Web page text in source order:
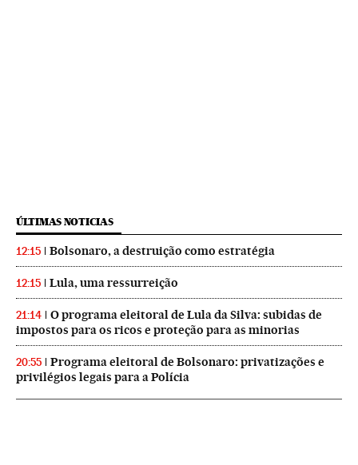
ÚLTIMAS NOTICIAS
12:15 Bolsonaro, a destruição como estratégia
12:15 Lula, uma ressurreição
21:14
O programa eleitoral de Lula da Silva: subidas de
impostos para os ricos e proteção para as minorias
20:55
Programa eleitoral de Bolsonaro: privatizações e
privilégios legais para a Polícia